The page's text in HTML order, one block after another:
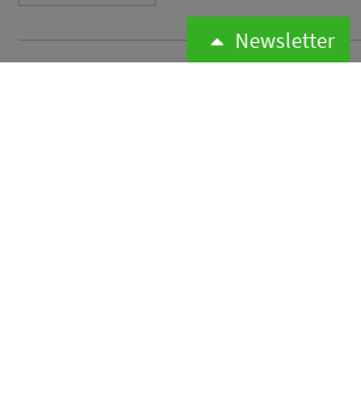
Odyssey Hotel Group
Newsletter